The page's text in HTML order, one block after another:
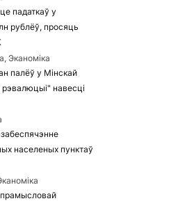
падаткаў у
рублёў, просяць
Эканоміка
палёў у Мінскай
рэвалюцыі" навесці
населеных пунктаў
прамысловай